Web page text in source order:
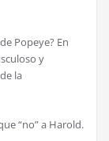
Popeye? En
y
la
“no” a Harold.